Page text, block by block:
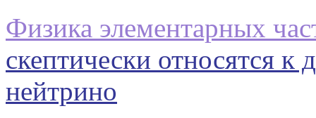
Физика элементарных
скептически относятся к
нейтрино